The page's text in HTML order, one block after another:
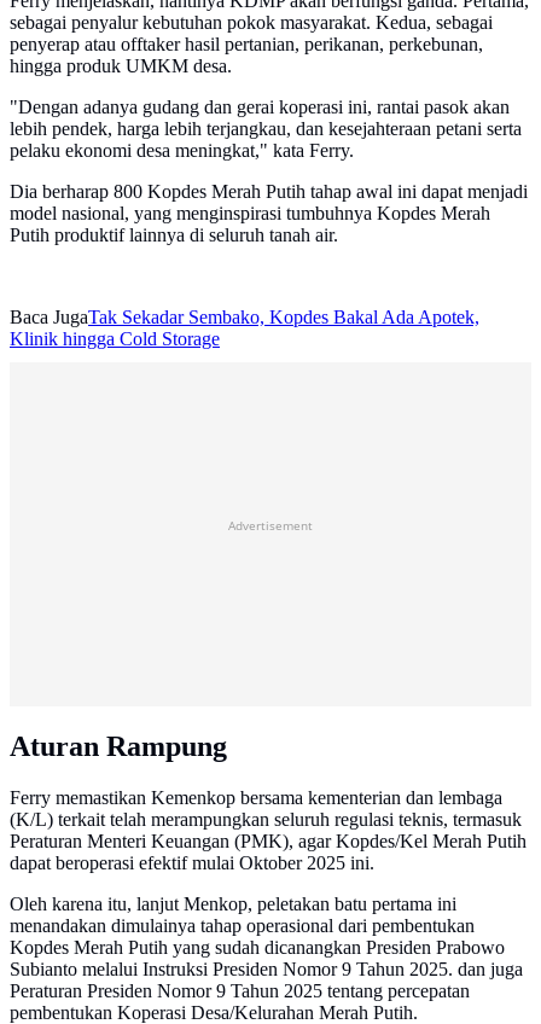
sebagai penyalur kebutuhan pokok masyarakat. Kedua, sebagai
penyerap atau offtaker hasil pertanian, perikanan, perkebunan,
hingga produk UMKM desa.
"Dengan adanya gudang dan gerai koperasi ini, rantai pasok akan
lebih pendek, harga lebih terjangkau, dan kesejahteraan petani serta
pelaku ekonomi desa meningkat," kata Ferry.
Dia berharap 800 Kopdes Merah Putih tahap awal ini dapat menjadi
model nasional, yang menginspirasi tumbuhnya Kopdes Merah
Putih produktif lainnya di seluruh tanah air.
Baca JugaTak Sekadar Sembako, Kopdes Bakal Ada Apotek,
Klinik hingga Cold Storage
Advertisement
Aturan Rampung
Ferry memastikan Kemenkop bersama kementerian dan lembaga
(K/L) terkait telah merampungkan seluruh regulasi teknis, termasuk
Peraturan Menteri Keuangan (PMK), agar Kopdes/Kel Merah Putih
dapat beroperasi efektif mulai Oktober 2025 ini.
Oleh karena itu, lanjut Menkop, peletakan batu pertama ini
menandakan dimulainya tahap operasional dari pembentukan
Kopdes Merah Putih yang sudah dicanangkan Presiden Prabowo
Subianto melalui Instruksi Presiden Nomor 9 Tahun 2025. dan juga
Peraturan Presiden Nomor 9 Tahun 2025 tentang percepatan
pembentukan Koperasi Desa/Kelurahan Merah Putih.